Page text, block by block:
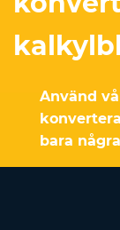
Använd
bara